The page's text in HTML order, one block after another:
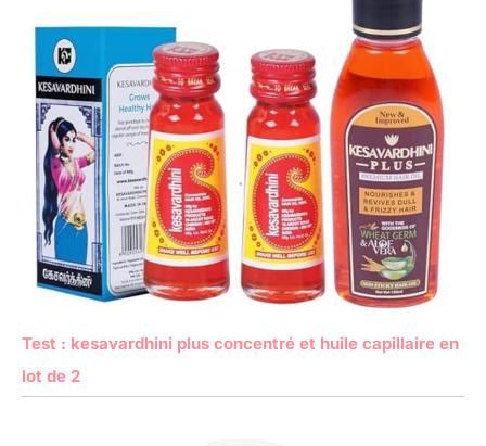
Test : kesavardhini plus concentré et huile capillaire en
lot de 2